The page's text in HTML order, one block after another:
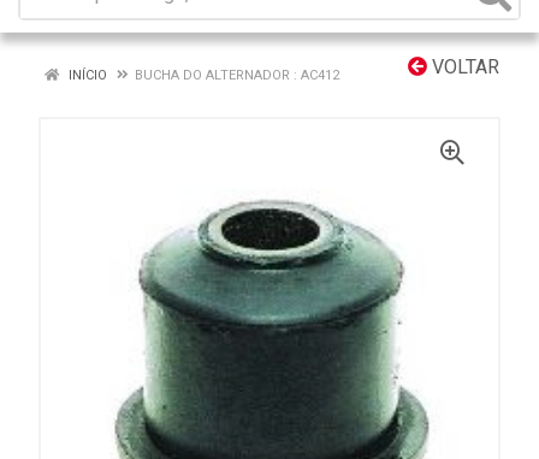
VOLTAR
INÍCIO BUCHA DO ALTERNADOR : AC412